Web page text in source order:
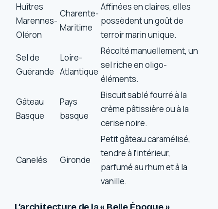
Huîtres
Marennes-
Oléron
Charente-
Maritime
Affinées en claires, elles
possèdent un goût de
terroir marin unique.
Sel de
Guérande
Loire-
Atlantique
Récolté manuellement, un
sel riche en oligo-
éléments.
Gâteau
Basque
Pays
basque
Biscuit sablé fourré à la
crème pâtissière ou à la
cerise noire.
Canelés Gironde
Petit gâteau caramélisé,
tendre à l’intérieur,
parfumé au rhum et à la
vanille.